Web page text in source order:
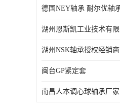
湖州NSK轴承授权经销商
闽台GP紧定套
南昌人本调心球轴承厂家